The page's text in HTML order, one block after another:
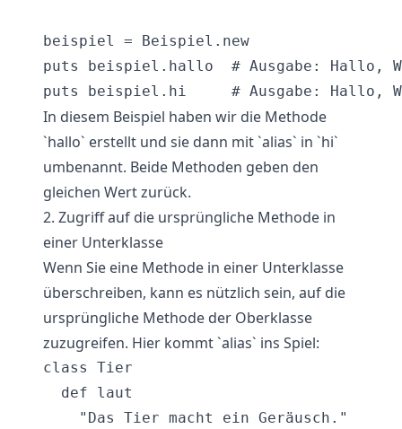
beispiel = Beispiel.new
puts beispiel.hallo  # Ausgabe: Hallo,
In diesem Beispiel haben wir die Methode
`hallo` erstellt und sie dann mit `alias` in `hi`
umbenannt. Beide Methoden geben den
gleichen Wert zurück.
2. Zugriff auf die ursprüngliche Methode in
einer Unterklasse
Wenn Sie eine Methode in einer Unterklasse
überschreiben, kann es nützlich sein, auf die
ursprüngliche Methode der Oberklasse
zuzugreifen. Hier kommt `alias` ins Spiel:
class Tier
  def laut
    "Das Tier macht ein Geräusch."